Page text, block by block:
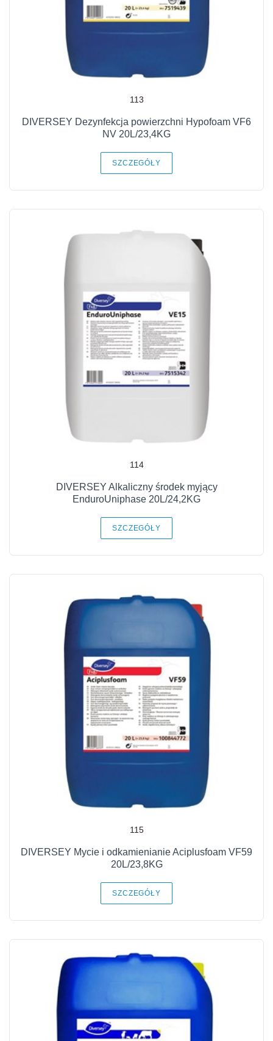
113
DIVERSEY Dezynfekcja powierzchni Hypofoam VF6
NV 20L/23,4KG
SZCZEGÓŁY
114
DIVERSEY Alkaliczny środek myjący
EnduroUniphase 20L/24,2KG
SZCZEGÓŁY
115
DIVERSEY Mycie i odkamienianie Aciplusfoam VF59
20L/23,8KG
SZCZEGÓŁY